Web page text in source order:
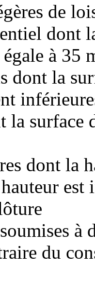
de
dont
à 35
dont la
la surface
dont la
est
à
du